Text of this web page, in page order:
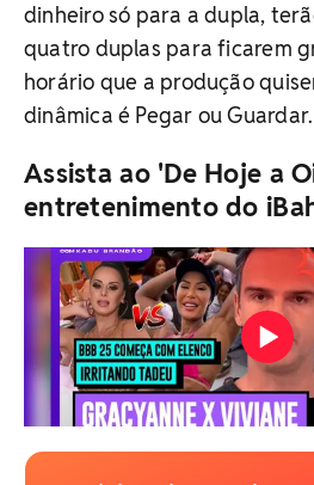
dinheiro só para a dupla,
quatro duplas para ficarem
horário que a produção
dinâmica é Pegar ou Guardar.
Assista ao 'De Hoje a
entretenimento do